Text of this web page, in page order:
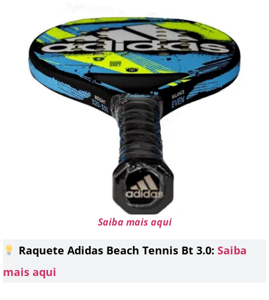
Saiba mais aqui
Raquete Adidas Beach Tennis Bt 3.0: Saiba
mais aqui